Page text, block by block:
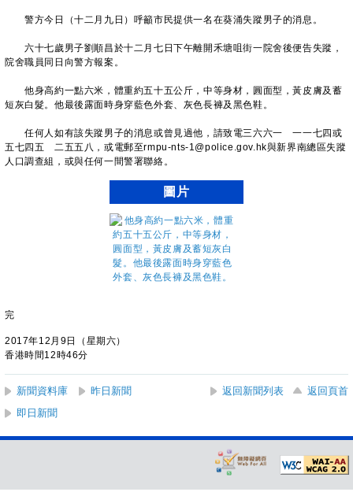
警方今日（十二月九日）呼籲市民提供一名在葵涌失蹤男子的消息。
六十七歲男子劉順昌於十二月七日下午離開禾塘咀街一院舍後便告失蹤，
院舍職員同日向警方報案。
他身高約一點六米，體重約五十五公斤，中等身材，圓面型，黃皮膚及蓄
短灰白髮。他最後露面時身穿藍色外套、灰色長褲及黑色鞋。
任何人如有該失蹤男子的消息或曾見過他，請致電三六六一 一一七四或
五七四五 二五五八，或電郵至rmpu-nts-1@police.gov.hk與新界南總區失蹤
人口調查組，或與任何一間警署聯絡。
圖片
完
2017年12月9日（星期六）
香港時間12時46分
新聞資料庫 昨日新聞 返回新聞列表
返回頁首
即日新聞